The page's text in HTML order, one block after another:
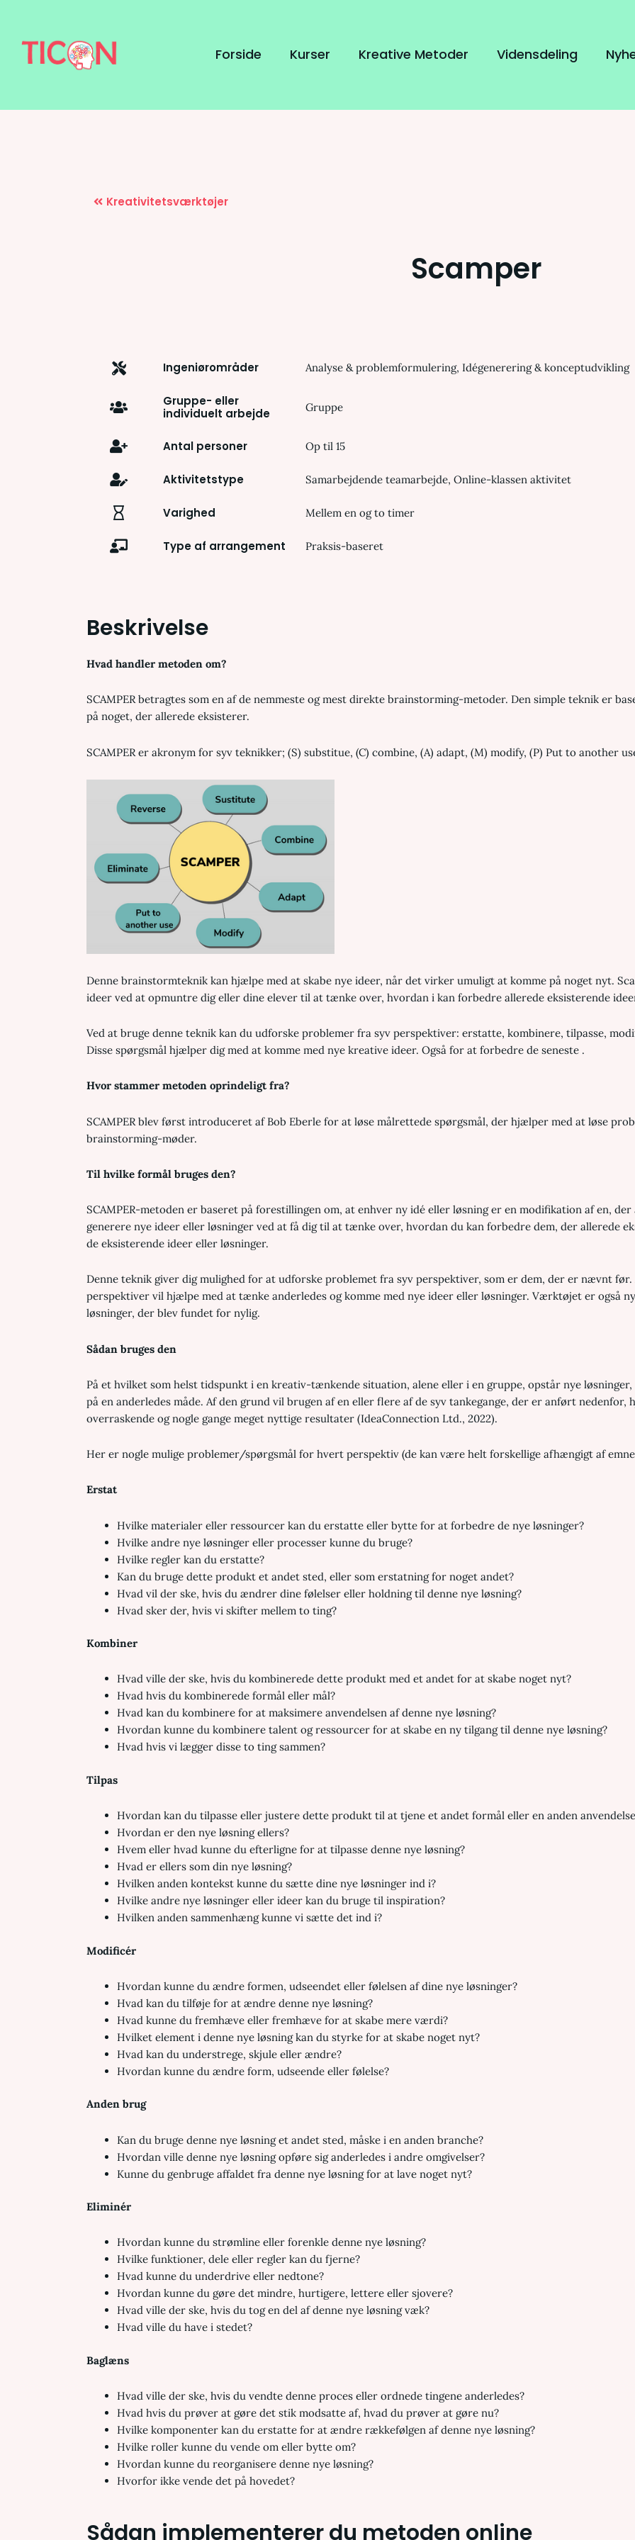
indholdet
Forside Kurser Kreative Metoder Vidensdeling
Scamper
Ingeniørområder Analyse & problemformulering, Idégenerering & konceptudvikling
Gruppe- eller
individuelt arbejde
Gruppe
Antal personer Op til 15
Aktivitetstype Samarbejdende teamarbejde, Online-klassen aktivitet
Varighed Mellem en og to timer
Type af arrangement Praksis-baseret
Beskrivelse
Hvad handler metoden om?
SCAMPER betragtes som en af de nemmeste og mest direkte brainstorming-metoder. Den simple teknik er
på noget, der allerede eksisterer.
SCAMPER er akronym for syv teknikker; (S) substitue, (C) combine, (A) adapt, (M) modify, (P) Put to another
Denne brainstormteknik kan hjælpe med at skabe nye ideer, når det virker umuligt at komme på noget nyt.
ideer ved at opmuntre dig eller dine elever til at tænke over, hvordan i kan forbedre allerede eksisterende
Ved at bruge denne teknik kan du udforske problemer fra syv perspektiver: erstatte, kombinere, tilpasse,
Disse spørgsmål hjælper dig med at komme med nye kreative ideer. Også for at forbedre de seneste .
Hvor stammer metoden oprindeligt fra?
SCAMPER blev først introduceret af Bob Eberle for at løse målrettede spørgsmål, der hjælper med at løse
brainstorming-møder.
Til hvilke formål bruges den?
SCAMPER-metoden er baseret på forestillingen om, at enhver ny idé eller løsning er en modifikation af en,
generere nye ideer eller løsninger ved at få dig til at tænke over, hvordan du kan forbedre dem, der allerede
de eksisterende ideer eller løsninger.
Denne teknik giver dig mulighed for at udforske problemet fra syv perspektiver, som er dem, der er nævnt
perspektiver vil hjælpe med at tænke anderledes og komme med nye ideer eller løsninger. Værktøjet er også
løsninger, der blev fundet for nylig.
Sådan bruges den
På et hvilket som helst tidspunkt i en kreativ-tænkende situation, alene eller i en gruppe, opstår nye
på en anderledes måde. Af den grund vil brugen af en eller flere af de syv tankegange, der er anført
overraskende og nogle gange meget nyttige resultater (IdeaConnection Ltd., 2022).
Her er nogle mulige problemer/spørgsmål for hvert perspektiv (de kan være helt forskellige afhængigt af
Erstat
Hvilke materialer eller ressourcer kan du erstatte eller bytte for at forbedre de nye løsninger?
Hvilke andre nye løsninger eller processer kunne du bruge?
Hvilke regler kan du erstatte?
Kan du bruge dette produkt et andet sted, eller som erstatning for noget andet?
Hvad vil der ske, hvis du ændrer dine følelser eller holdning til denne nye løsning?
Hvad sker der, hvis vi skifter mellem to ting?
Kombiner
Hvad ville der ske, hvis du kombinerede dette produkt med et andet for at skabe noget nyt?
Hvad hvis du kombinerede formål eller mål?
Hvad kan du kombinere for at maksimere anvendelsen af denne nye løsning?
Hvordan kunne du kombinere talent og ressourcer for at skabe en ny tilgang til denne nye løsning?
Hvad hvis vi lægger disse to ting sammen?
Tilpas
Hvordan kan du tilpasse eller justere dette produkt til at tjene et andet formål eller en anden
Hvordan er den nye løsning ellers?
Hvem eller hvad kunne du efterligne for at tilpasse denne nye løsning?
Hvad er ellers som din nye løsning?
Hvilken anden kontekst kunne du sætte dine nye løsninger ind i?
Hvilke andre nye løsninger eller ideer kan du bruge til inspiration?
Hvilken anden sammenhæng kunne vi sætte det ind i?
Modificér
Hvordan kunne du ændre formen, udseendet eller følelsen af dine nye løsninger?
Hvad kan du tilføje for at ændre denne nye løsning?
Hvad kunne du fremhæve eller fremhæve for at skabe mere værdi?
Hvilket element i denne nye løsning kan du styrke for at skabe noget nyt?
Hvad kan du understrege, skjule eller ændre?
Hvordan kunne du ændre form, udseende eller følelse?
Anden brug
Kan du bruge denne nye løsning et andet sted, måske i en anden branche?
Hvordan ville denne nye løsning opføre sig anderledes i andre omgivelser?
Kunne du genbruge affaldet fra denne nye løsning for at lave noget nyt?
Eliminér
Hvordan kunne du strømline eller forenkle denne nye løsning?
Hvilke funktioner, dele eller regler kan du fjerne?
Hvad kunne du underdrive eller nedtone?
Hvordan kunne du gøre det mindre, hurtigere, lettere eller sjovere?
Hvad ville der ske, hvis du tog en del af denne nye løsning væk?
Hvad ville du have i stedet?
Baglæns
Hvad ville der ske, hvis du vendte denne proces eller ordnede tingene anderledes?
Hvad hvis du prøver at gøre det stik modsatte af, hvad du prøver at gøre nu?
Hvilke komponenter kan du erstatte for at ændre rækkefølgen af denne nye løsning?
Hvilke roller kunne du vende om eller bytte om?
Hvordan kunne du reorganisere denne nye løsning?
Hvorfor ikke vende det på hovedet?
Sådan implementerer du metoden online